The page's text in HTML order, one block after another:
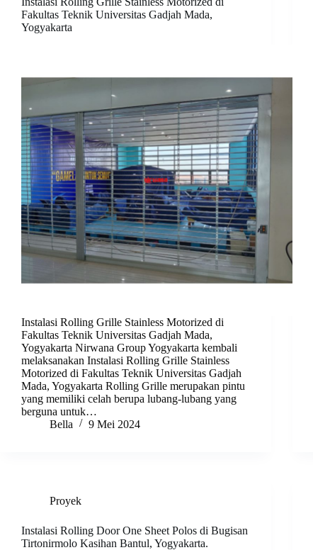
Fakultas Teknik Universitas Gadjah Mada,
Yogyakarta
Instalasi Rolling Grille Stainless Motorized di
Fakultas Teknik Universitas Gadjah Mada,
Yogyakarta Nirwana Group Yogyakarta kembali
melaksanakan Instalasi Rolling Grille Stainless
Motorized di Fakultas Teknik Universitas Gadjah
Mada, Yogyakarta Rolling Grille merupakan pintu
yang memiliki celah berupa lubang-lubang yang
berguna untuk…
Bella
9 Mei 2024
Proyek
Instalasi Rolling Door One Sheet Polos di Bugisan
Tirtonirmolo Kasihan Bantul, Yogyakarta.